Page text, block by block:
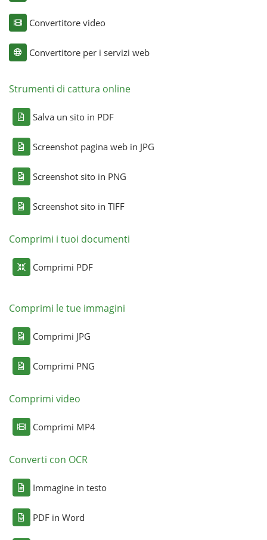
Convertitore video
Convertitore per i servizi web
Strumenti di cattura online
Salva un sito in PDF
Screenshot pagina web in JPG
Screenshot sito in PNG
Screenshot sito in TIFF
Comprimi i tuoi documenti
Comprimi PDF
Comprimi le tue immagini
Comprimi JPG
Comprimi PNG
Comprimi video
Comprimi MP4
Converti con OCR
Immagine in testo
PDF in Word